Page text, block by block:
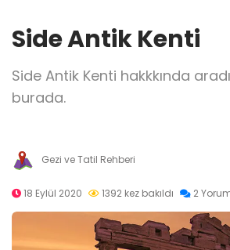
Side Antik Kenti
Side Antik Kenti hakkkında
burada.
Gezi ve Tatil Rehberi
18 Eylül 2020 1392 kez bakıldı 2